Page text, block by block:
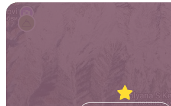
Вода в озере чистейшая и очень вкусная.
до середины августа вода в Хрустальном